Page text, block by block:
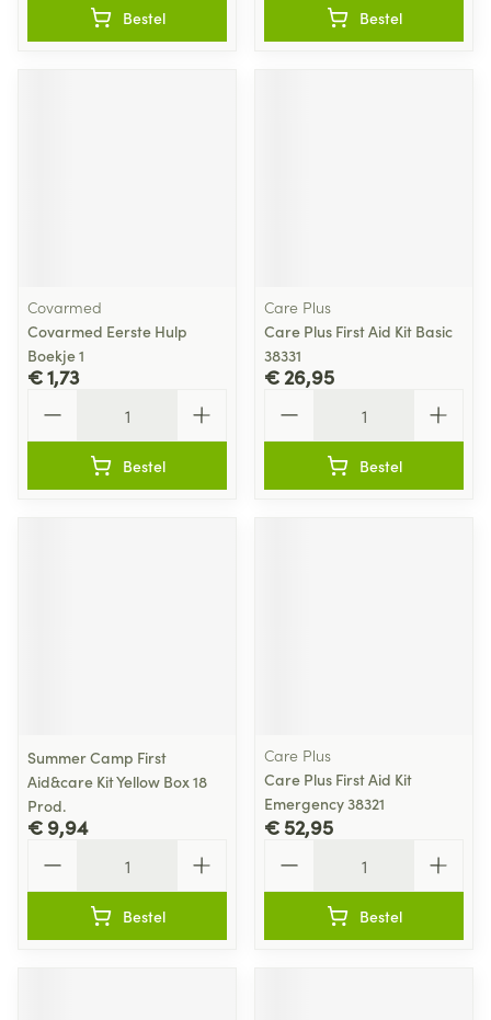
Bestel Bestel
Covarmed
Covarmed Eerste Hulp
Boekje 1
€ 1,73
Bestel
Care Plus
Care Plus First Aid Kit Basic
38331
€ 26,95
Bestel
Summer Camp First
Aid&care Kit Yellow Box 18
Prod.
€ 9,94
Bestel
Care Plus
Care Plus First Aid Kit
Emergency 38321
€ 52,95
Bestel